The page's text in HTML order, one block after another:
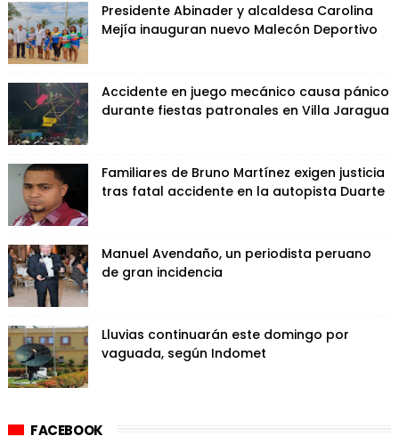
Presidente Abinader y alcaldesa Carolina
Mejía inauguran nuevo Malecón Deportivo
Accidente en juego mecánico causa pánico
durante fiestas patronales en Villa Jaragua
Familiares de Bruno Martínez exigen justicia
tras fatal accidente en la autopista Duarte
Manuel Avendaño, un periodista peruano
de gran incidencia
Lluvias continuarán este domingo por
vaguada, según Indomet
FACEBOOK